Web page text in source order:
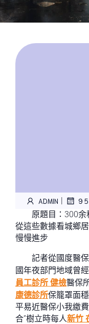
ADMIN | 9 5
原題目：300
從這些數據看城鄉
慢慢進步
記者從國度醫
國年夜部門地域曾
員工診所 健檢醫保
康德診所保籠罩面
平易近醫保小我繳
合”樹立時每人新竹